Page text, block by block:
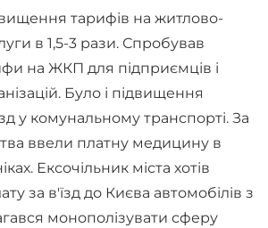
тарифів на житлово-
в 1,5-3 рази. Спробував
на ЖКП для підприємців і
Було і підвищення
у комунальному транспорті. За
ввели платну медицину в
Ексочільник міста хотів
за в'їзд до Києва автомобілів з
монополізувати сферу